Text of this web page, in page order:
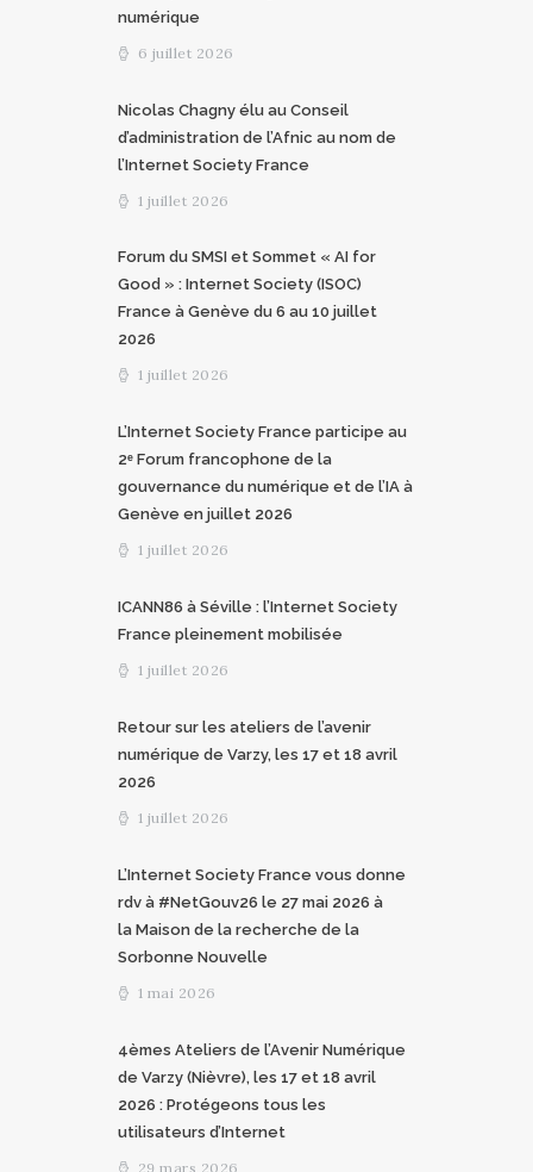
numérique
6 juillet 2026
Nicolas Chagny élu au Conseil
d’administration de l’Afnic au nom de
l’Internet Society France
1 juillet 2026
Forum du SMSI et Sommet « AI for
Good » : Internet Society (ISOC)
France à Genève du 6 au 10 juillet
2026
1 juillet 2026
L’Internet Society France participe au
2ᵉ Forum francophone de la
gouvernance du numérique et de l’IA à
Genève en juillet 2026
1 juillet 2026
ICANN86 à Séville : l’Internet Society
France pleinement mobilisée
1 juillet 2026
Retour sur les ateliers de l’avenir
numérique de Varzy, les 17 et 18 avril
2026
1 juillet 2026
L’Internet Society France vous donne
rdv à #NetGouv26 le 27 mai 2026 à
la Maison de la recherche de la
Sorbonne Nouvelle
1 mai 2026
4èmes Ateliers de l’Avenir Numérique
de Varzy (Nièvre), les 17 et 18 avril
2026 : Protégeons tous les
utilisateurs d’Internet
29 mars 2026